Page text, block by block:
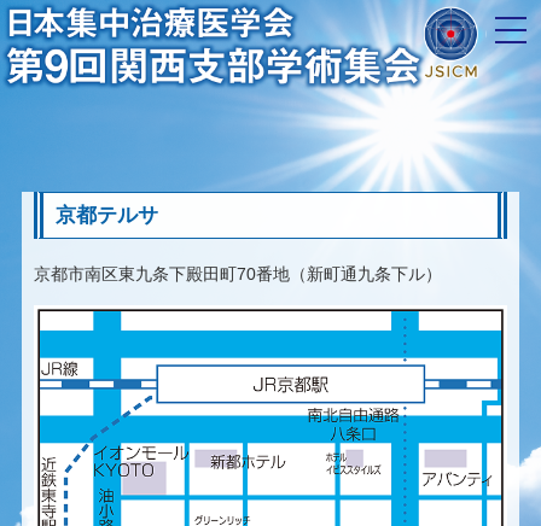
会場・アクセスについて
京都テルサ
京都市南区東九条下殿田町70番地（新町通九条下ル）